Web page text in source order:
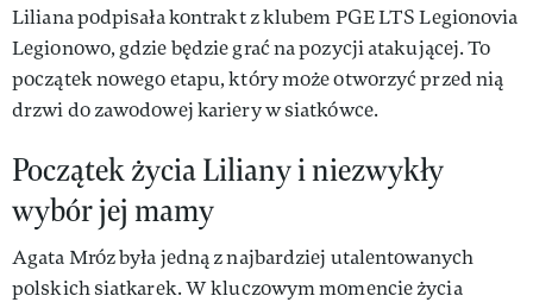
Liliana podpisała kontrakt z klubem PGE LTS Legionovia
Legionowo, gdzie będzie grać na pozycji atakującej. To
początek nowego etapu, który może otworzyć przed nią
drzwi do zawodowej kariery w siatkówce.
Początek życia Liliany i niezwykły
wybór jej mamy
Agata Mróz była jedną z najbardziej utalentowanych
polskich siatkarek. W kluczowym momencie życia